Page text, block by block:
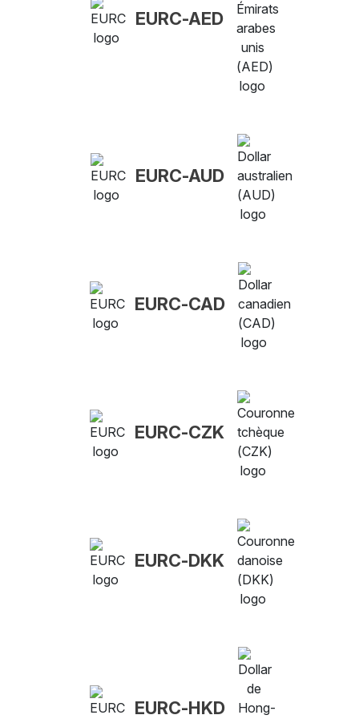
EURC-AED
EURC-AUD
EURC-CAD
EURC-CZK
EURC-DKK
EURC-HKD